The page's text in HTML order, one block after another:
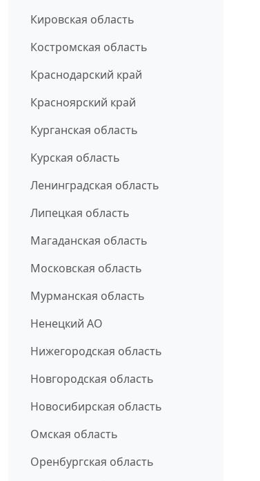
Кировская область
Костромская область
Краснодарский край
Красноярский край
Курганская область
Курская область
Ленинградская область
Липецкая область
Магаданская область
Московская область
Мурманская область
Ненецкий АО
Нижегородская область
Новгородская область
Новосибирская область
Омская область
Оренбургская область